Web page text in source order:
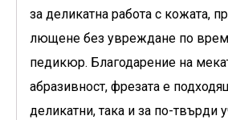
за деликатна работа с кожата,
лющене без увреждане по
педикюр. Благодарение на
абразивност, фрезата е
деликатни, така и за по-твърди